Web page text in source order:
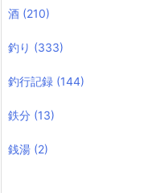
酒 (210)
釣り (333)
釣行記録 (144)
鉄分 (13)
銭湯 (2)